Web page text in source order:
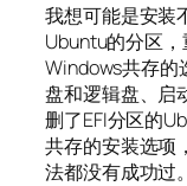
我想可能是安装
Ubuntu的分区
Windows共存的
盘和逻辑盘、启
删了EFI分区的
共存的安装选项
法都没有成功过。